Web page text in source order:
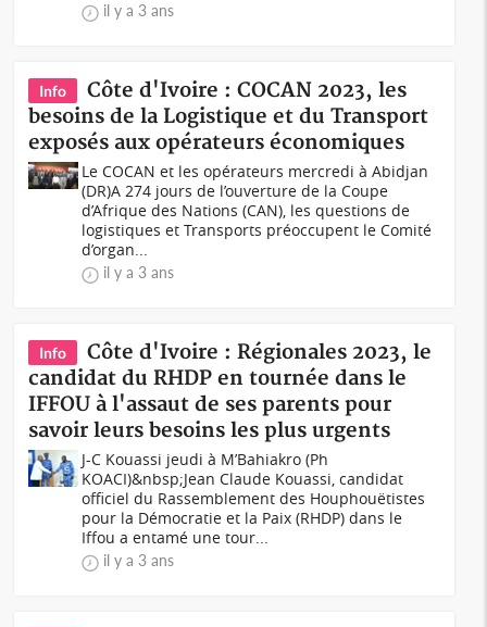
il y a 3 ans
Info
Côte d'Ivoire : COCAN 2023, les
besoins de la Logistique et du Transport
exposés aux opérateurs économiques
Le COCAN et les opérateurs mercredi à Abidjan
(DR)A 274 jours de l’ouverture de la Coupe
d’Afrique des Nations (CAN), les questions de
logistiques et Transports préoccupent le Comité
d’organ...
il y a 3 ans
Info
Côte d'Ivoire : Régionales 2023, le
candidat du RHDP en tournée dans le
IFFOU à l'assaut de ses parents pour
savoir leurs besoins les plus urgents
J-C Kouassi jeudi à M’Bahiakro (Ph
KOACI)&nbsp;Jean Claude Kouassi, candidat
officiel du Rassemblement des Houphouëtistes
pour la Démocratie et la Paix (RHDP) dans le
Iffou a entamé une tour...
il y a 3 ans